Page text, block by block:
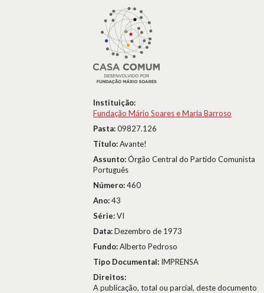
Instituição:
Fundação Mário Soares e Maria Barroso
Pasta:09827.126
Título:Avante!
Assunto:Órgão Central do Partido Comunista
Português
Número:460
Ano:43
Série:VI
Data:Dezembro de 1973
Fundo:Alberto Pedroso
Tipo Documental: IMPRENSA
Direitos:
A publicação, total ou parcial, deste documento